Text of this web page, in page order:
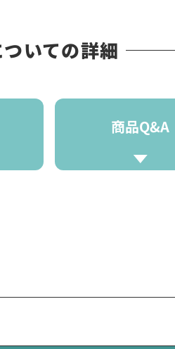
いての詳細
商品Q&A